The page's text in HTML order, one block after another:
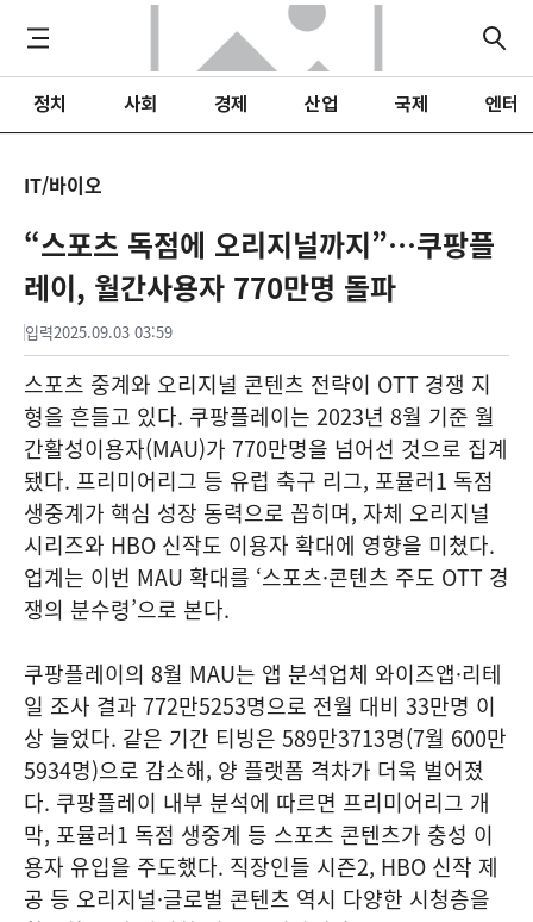
정치 사회 경제 산업 국제 엔터
IT/바이오
“스포츠 독점에 오리지널까지”…쿠팡플
레이, 월간사용자 770만명 돌파
입력2025.09.03 03:59
스포츠 중계와 오리지널 콘텐츠 전략이 OTT 경쟁 지
형을 흔들고 있다. 쿠팡플레이는 2023년 8월 기준 월
간활성이용자(MAU)가 770만명을 넘어선 것으로 집계
됐다. 프리미어리그 등 유럽 축구 리그, 포뮬러1 독점
생중계가 핵심 성장 동력으로 꼽히며, 자체 오리지널
시리즈와 HBO 신작도 이용자 확대에 영향을 미쳤다.
업계는 이번 MAU 확대를 ‘스포츠·콘텐츠 주도 OTT 경
쟁의 분수령’으로 본다.
쿠팡플레이의 8월 MAU는 앱 분석업체 와이즈앱·리테
일 조사 결과 772만5253명으로 전월 대비 33만명 이
상 늘었다. 같은 기간 티빙은 589만3713명(7월 600만
5934명)으로 감소해, 양 플랫폼 격차가 더욱 벌어졌
다. 쿠팡플레이 내부 분석에 따르면 프리미어리그 개
막, 포뮬러1 독점 생중계 등 스포츠 콘텐츠가 충성 이
용자 유입을 주도했다. 직장인들 시즌2, HBO 신작 제
공 등 오리지널·글로벌 콘텐츠 역시 다양한 시청층을